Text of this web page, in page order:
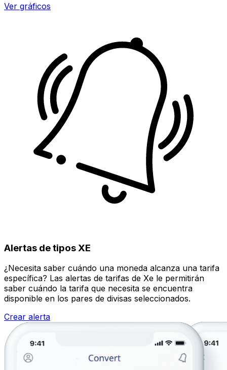
Ver gráficos
Alertas de tipos XE
¿Necesita saber cuándo una moneda alcanza una tarifa
específica? Las alertas de tarifas de Xe le permitirán
saber cuándo la tarifa que necesita se encuentra
disponible en los pares de divisas seleccionados.
Crear alerta